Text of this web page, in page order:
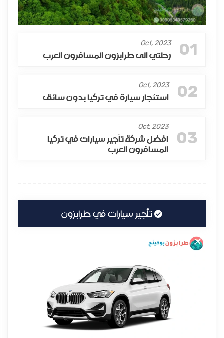
01
Oct, 2023
رحلتي الى طرابزون المسافرون العرب
02
Oct, 2023
استئجار سيارة في تركيا بدون سائق
03
Oct, 2023
افضل شركة تأجير سيارات في تركيا
المسافرون العرب
تأجير سيارات في طرابزون